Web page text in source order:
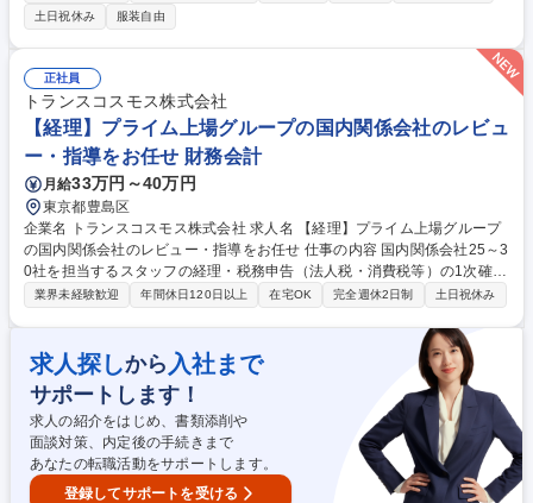
から関わり、社内調整、表現・デザインワークへの落とし 込みを行ってい
ただきます。【詳細】・ユーザー要求とビジネス要件の理解・競合および
他業種を含めたUX/UIトレンドの調査/研究・プロダクトの情報設計・導線
設計・画面設計・プロトタイプ作成・企画に必要な資料・営業資料の作
成・その他必要なディレクション業務等・デザイナーのマネジメント な
ど・コーポレートブランディングに関するデザイン業務全般 ■変更の範
囲：当社の定める業務 募集職種 【アートディレクター】コンセプト企画
からデザインまで★リモートワーク◎
土日祝休み
服装自由
正社員
トランスコスモス株式会社
【経理】プライム上場グループの国内関係会社のレビュ
ー・指導をお任せ 財務会計
月給33万円～40万円
東京都豊島区
企業名 トランスコスモス株式会社 求人名 【経理】プライム上場グループ
の国内関係会社のレビュー・指導をお任せ 仕事の内容 国内関係会社25～3
0社を担当するスタッフの経理・税務申告（法人税・消費税等）の1次確
認、スタッフへの指導や相談対応、会計・税務リスクの検知・社内専門部
務を通じた業務キャッチアップ（入社～半年間） ・1次確認者としての月
次・年次決算および税務申告（法人税・消費税・償却資産税）のレビュ
ー・指導 ・経理・税務・労務・法務リスクの検知と社内専門部門との連携
対応 ・関係会社やスタッフからの相談対応・内部統制の推進 将来的には
法改正に伴うプロジェクトの主導や組織マネジメントをお任せします 募集
職種 【経理】プライム上場グループの国内関係会社のレビュー・指導をお
任せ
業界未経験歓迎 年間休日120日以上 在宅OK 完全週休2日制 土日祝休み
求人探しから 入社まで
サポートします！
求人の紹介をはじめ、書類添削や
面談対策、内定後の手続きまで
あなたの転職活動をサポートします。
登録してサポートを受ける